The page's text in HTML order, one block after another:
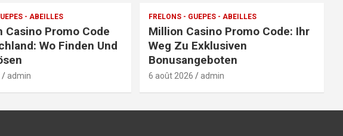
- ABEILLES
Casino Promo Code
Wo Finden Und
admin
FRELONS - GUEPES - ABEILLES
Million Casino Promo Code: Ihr
Weg Zu Exklusiven
Bonusangeboten
6 août 2026 admin